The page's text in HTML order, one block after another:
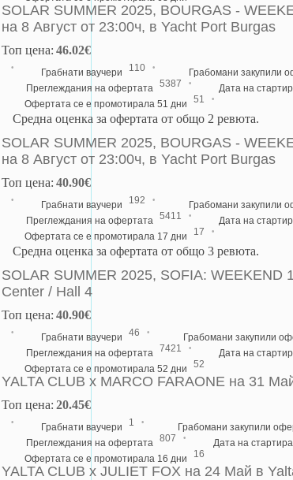
SOLAR SUMMER 2025, BOURGAS -
на 8 Август от 23:00ч, в Yacht Port Burgas
Топ цена: 46.02€
·
Грабнати ваучери 110 · Грабомани закупили
Преглеждания на офертата 5387 · Дата на
Офертата се е промотирала 51 дни 51
·
Средна оценка за офертата от общо 2 ревюта.
SOLAR SUMMER 2025, BOURGAS -
на 8 Август от 23:00ч, в Yacht Port Burgas
Топ цена: 40.90€
·
Грабнати ваучери 192 · Грабомани закупили
Преглеждания на офертата 5411 · Дата на
Офертата се е промотирала 17 дни 17
·
Средна оценка за офертата от общо 3 ревюта.
SOLAR SUMMER 2025, SOFIA:
Center / Hall 4
Топ цена: 40.90€
·
Грабнати ваучери 46 · Грабомани закупили
Преглеждания на офертата 7421 · Дата на
Офертата се е промотирала 52 дни 52
YALTA CLUB x MARCO FARAONE на 31
Топ цена: 20.45€
·
Грабнати ваучери 1 · Грабомани закупили
Преглеждания на офертата 807 · Дата на
Офертата се е промотирала 16 дни 16
YALTA CLUB x JULIET FOX на 24 Май в